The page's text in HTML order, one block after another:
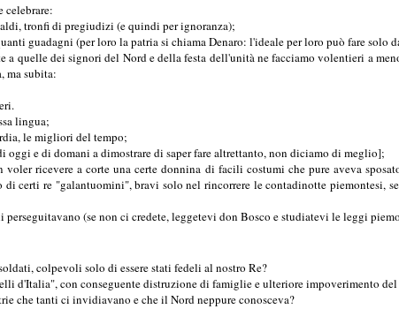
tronfi di pregiudizi (e quindi per ignoranza);
guadagni (per loro la patria si chiama Denaro: l'ideale per loro può fare solo
dei signori del Nord e della festa dell'unità ne facciamo volentieri a
ma subita:
lingua;
le migliori del tempo;
e di domani a dimostrare di saper fare altrettanto, non diciamo di meglio];
voler ricevere a corte una certe donnina di facili costumi che pure aveva
di certi re "galantuomini", bravi solo nel rincorrere le contadinotte piemontesi,
perseguitavano(se non ci credete, leggetevi don Bosco e studiatevi le leggi
colpevoli solo di essere stati fedeli al nostro Re?
d'Italia", con conseguente distruzione di famiglie e ulteriore impoverimento del
che tanti ci invidiavano e che il Nord neppure conosceva?